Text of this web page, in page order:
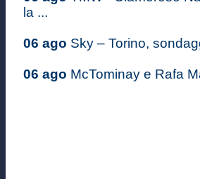
la ...
06 ago Sky – Torino,
06 ago McTominay e Rafa